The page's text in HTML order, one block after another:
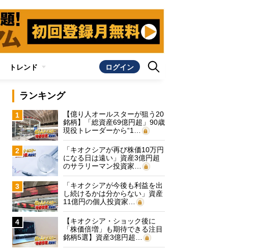
トレンド ログイン
ランキング
1
【億り人オールスターが狙う20
銘柄】「総資産69億円超」90歳
現役トレーダーから“1…
2
「キオクシアが再び株価10万円
になる日は遠い」資産3億円超
のサラリーマン投資家…
3
「キオクシアが今後も利益を出
し続けるかは分からない」資産
11億円の個人投資家…
4
【キオクシア・ショック後に
「株価倍増」も期待できる注目
銘柄5選】資産3億円超…